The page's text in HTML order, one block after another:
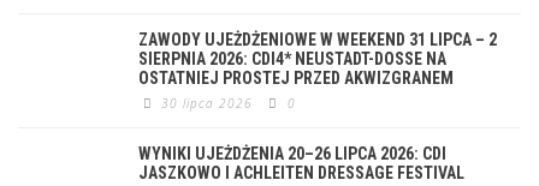
ZAWODY UJEŻDŻENIOWE W WEEKEND 31 LIPCA – 2
SIERPNIA 2026: CDI4* NEUSTADT-DOSSE NA
OSTATNIEJ PROSTEJ PRZED AKWIZGRANEM
30 lipca 2026 0
WYNIKI UJEŻDŻENIA 20–26 LIPCA 2026: CDI
JASZKOWO I ACHLEITEN DRESSAGE FESTIVAL